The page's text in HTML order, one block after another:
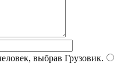
выбрав Грузовик.